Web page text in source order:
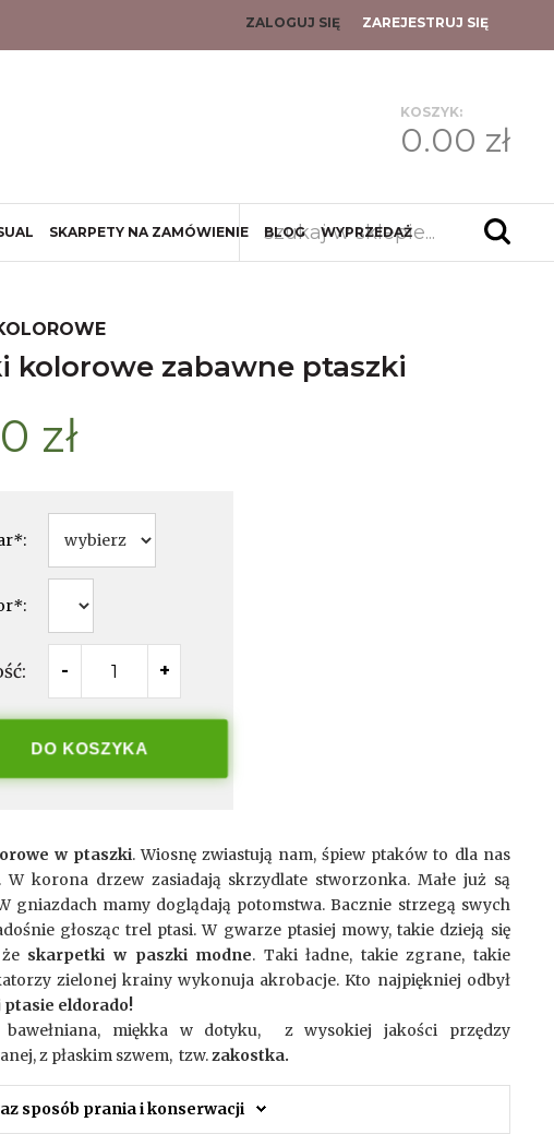
ZALOGUJ SIĘ ZAREJESTRUJ SIĘ
KOSZYK:
0.00 zł
SKARPETY NA ZAMÓWIENIE BLOG WYPRZEDAŻ
kolorowe zabawne ptaszki
zł
*:
*:
- +
DO KOSZYKA
w ptaszki. Wiosnę zwiastują nam, śpiew ptaków to dla nas
W korona drzew zasiadają skrzydlate stworzonka. Małe już są
gniazdach mamy doglądają potomstwa. Bacznie strzegą swych
głosząc trel ptasi. W gwarze ptasiej mowy, takie dzieją się
skarpetki w paszki modne. Taki ładne, takie zgrane, takie
zielonej krainy wykonuja akrobacje. Kto najpiękniej odbył
ptasie eldorado!
bawełniana, miękka w dotyku, z wysokiej jakości przędzy
z płaskim szwem, tzw.zakostka.
sposób prania i konserwacji